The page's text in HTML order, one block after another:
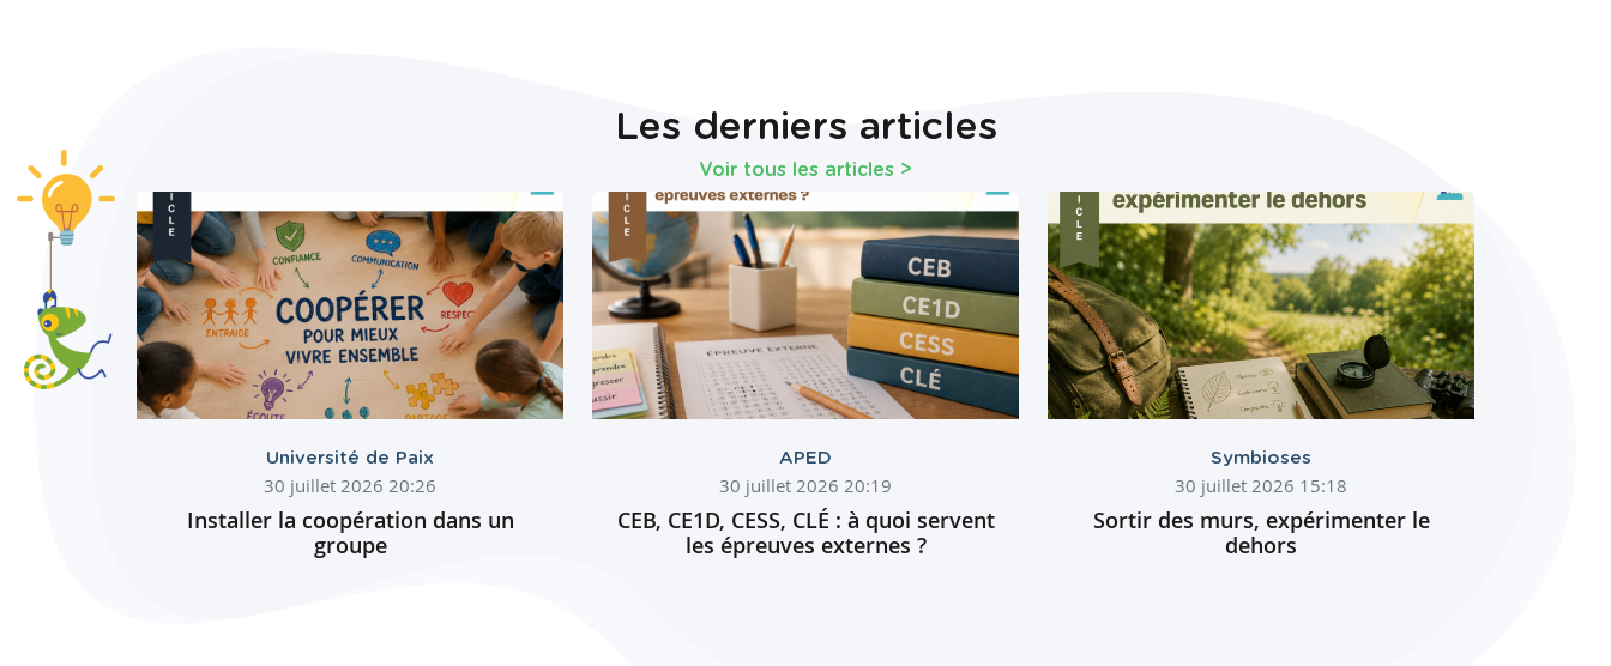
Les derniers articles
Voir tous les articles >
Université de Paix
30 juillet 2026 20:26
Installer la coopération dans un
groupe
APED
30 juillet 2026 20:19
CEB, CE1D, CESS, CLÉ : à quoi servent
les épreuves externes ?
Symbioses
30 juillet 2026 15:18
Sortir des murs, expérimenter le
dehors